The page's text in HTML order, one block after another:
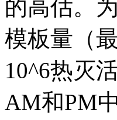
的高估。
模板量（
10^6热灭
AM和PM